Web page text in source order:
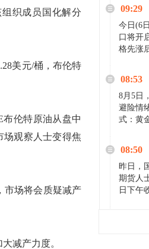
织成员国化解分
美元/桶，布伦特
伦特原油从盘中
场观察人士变得焦
市场将会质疑减产
减产力度。
家好货
09:29
今日(6
口将开
格先涨
08:53
8月5日
避险情
式：黄
场来看
08:50
昨日，
期货人
日下午